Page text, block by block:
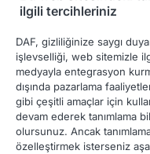
Bizi takip edin
ilgili tercihleriniz
DAF, gizliliğinize saygı
işlevselliği, web sitemizle
medyayla entegrasyon
dışında pazarlama
gibi çeşitli amaçlar için
devam ederek tanımlama
olursunuz. Ancak
özelleştirmek isterseniz